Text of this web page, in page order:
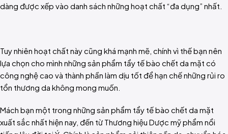
dàng được xếp vào danh sách những hoạt chất “đa dụng” nhất.
Tuy nhiên hoạt chất này cũng khá mạnh mẽ, chính vì thế bạn nên
lựa chọn cho mình những sản phẩm tẩy tế bào chết da mặt có
công nghệ cao và thành phần làm dịu tốt để hạn chế những rủi ro
tổn thương da không mong muốn.
Mách bạn một trong những sản phẩm tẩy tế bào chết da mặt
xuất sắc nhất hiện nay, đến từ Thương hiệu Dược mỹ phẩm nổi